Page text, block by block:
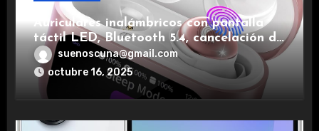
Auriculares inalámbricos con pantalla
táctil LED, Bluetooth 5.4, cancelación de
ruido, impermeables y de larga duración.
suenoscuna@gmail.com
octubre 16, 2025